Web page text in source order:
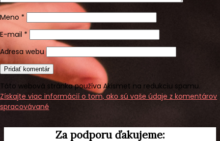
Meno *
E-mail *
Adresa webu
Táto webová stránka používa Akismet na redukciu spamu.
Získajte viac informácií o tom, ako sú vaše údaje z komentárov
spracovávané.
Za podporu ďakujeme: